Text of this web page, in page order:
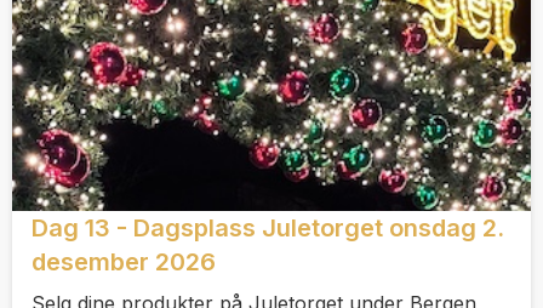
Dag 13 - Dagsplass Juletorget onsdag 2.
desember 2026